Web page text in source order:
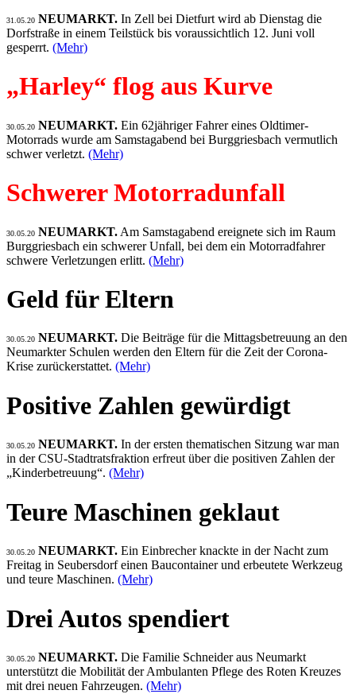
31.05.20 NEUMARKT. In Zell bei Dietfurt wird ab Dienstag die
Dorfstraße in einem Teilstück bis voraussichtlich 12. Juni voll
gesperrt. (Mehr)
„Harley“ flog aus Kurve
30.05.20 NEUMARKT. Ein 62jähriger Fahrer eines Oldtimer-
Motorrads wurde am Samstagabend bei Burggriesbach vermutlich
schwer verletzt. (Mehr)
Schwerer Motorradunfall
30.05.20 NEUMARKT. Am Samstagabend ereignete sich im Raum
Burggriesbach ein schwerer Unfall, bei dem ein Motorradfahrer
schwere Verletzungen erlitt. (Mehr)
Geld für Eltern
30.05.20 NEUMARKT. Die Beiträge für die Mittagsbetreuung an den
Neumarkter Schulen werden den Eltern für die Zeit der Corona-
Krise zurückerstattet. (Mehr)
Positive Zahlen gewürdigt
30.05.20 NEUMARKT. In der ersten thematischen Sitzung war man
in der CSU-Stadtratsfraktion erfreut über die positiven Zahlen der
„Kinderbetreuung“. (Mehr)
Teure Maschinen geklaut
30.05.20 NEUMARKT. Ein Einbrecher knackte in der Nacht zum
Freitag in Seubersdorf einen Baucontainer und erbeutete Werkzeug
und teure Maschinen. (Mehr)
Drei Autos spendiert
30.05.20 NEUMARKT. Die Familie Schneider aus Neumarkt
unterstützt die Mobilität der Ambulanten Pflege des Roten Kreuzes
mit drei neuen Fahrzeugen. (Mehr)